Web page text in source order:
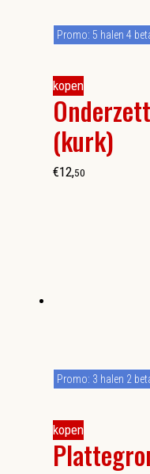
kopen
(kurk)
Promo: 5 halen 4
€12,50
kopen
Promo: 3 halen 2